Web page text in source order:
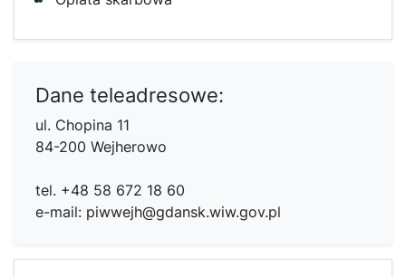
Dane teleadresowe:
ul. Chopina 11
84-200 Wejherowo
tel. +48 58 672 18 60
e-mail: piwwejh@gdansk.wiw.gov.pl